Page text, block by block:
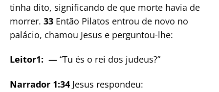
tinha dito, significando de que morte havia de
morrer. 33 Então Pilatos entrou de novo no
palácio, chamou Jesus e perguntou-lhe:
Leitor1: — “Tu és o rei dos judeus?”
Narrador 1:34 Jesus respondeu: